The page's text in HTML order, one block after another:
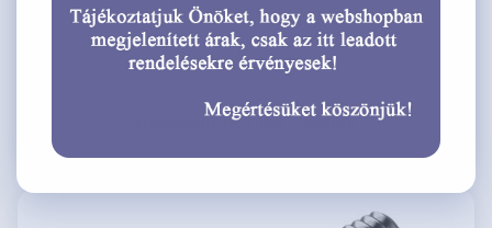
Hatlapfejű metrikus csavarok